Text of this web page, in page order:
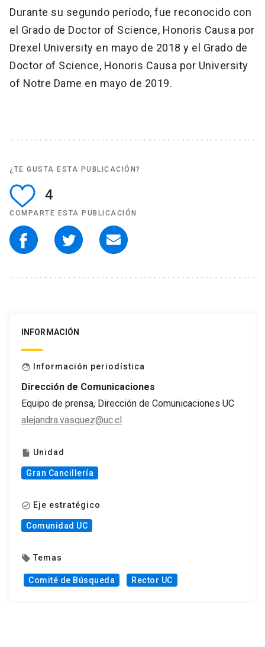
Durante su segundo período, fue reconocido con
el Grado de Doctor of Science, Honoris Causa por
Drexel University en mayo de 2018 y el Grado de
Doctor of Science, Honoris Causa por University
of Notre Dame en mayo de 2019.
¿TE GUSTA ESTA PUBLICACIÓN?
4
COMPARTE ESTA PUBLICACIÓN
INFORMACIÓN
face Información periodística
Dirección de Comunicaciones
Equipo de prensa, Dirección de Comunicaciones UC
alejandra.vasquez@uc.cl
insert_drive_file Unidad
Gran Cancillería
check_circle_outline Eje estratégico
Comunidad UC
local_offer Temas
Comité de Búsqueda Rector UC